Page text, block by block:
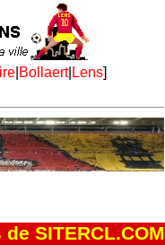
| Bollaert| Lens]
SITERCL.COM